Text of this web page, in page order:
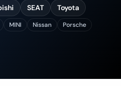
SEAT
Toyota
MINI Nissan
Porsche